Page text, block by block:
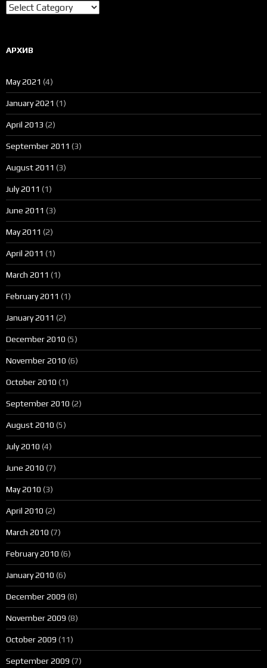
Категории
АРХИВ
May 2021 (4)
January 2021 (1)
April 2013 (2)
September 2011 (3)
August 2011 (3)
July 2011 (1)
June 2011 (3)
May 2011 (2)
April 2011 (1)
March 2011 (1)
February 2011 (1)
January 2011 (2)
December 2010 (5)
November 2010 (6)
October 2010 (1)
September 2010 (2)
August 2010 (5)
July 2010 (4)
June 2010 (7)
May 2010 (3)
April 2010 (2)
March 2010 (7)
February 2010 (6)
January 2010 (6)
December 2009 (8)
November 2009 (8)
October 2009 (11)
September 2009 (7)